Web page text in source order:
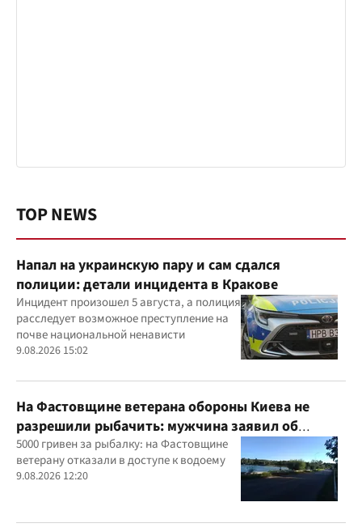
TOP NEWS
Напал на украинскую пару и сам сдался
полиции: детали инцидента в Кракове
Инцидент произошел 5 августа, а полиция
расследует возможное преступление на
почве национальной ненависти
9.08.2026 15:02
На Фастовщине ветерана обороны Киева не
разрешили рыбачить: мужчина заявил об
угрозах
5000 гривен за рыбалку: на Фастовщине
ветерану отказали в доступе к водоему
9.08.2026 12:20